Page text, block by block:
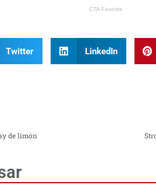
Twitter LinkedIn
de limón